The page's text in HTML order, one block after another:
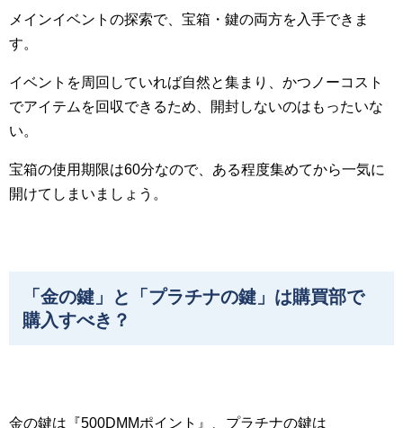
メインイベントの探索で、宝箱・鍵の両方を入手できま
す。
イベントを周回していれば自然と集まり、かつノーコスト
でアイテムを回収できるため、開封しないのはもったいな
い。
宝箱の使用期限は60分なので、ある程度集めてから一気に
開けてしまいましょう。
「金の鍵」と「プラチナの鍵」は購買部で
購入すべき？
金の鍵は『500DMMポイント』、プラチナの鍵は